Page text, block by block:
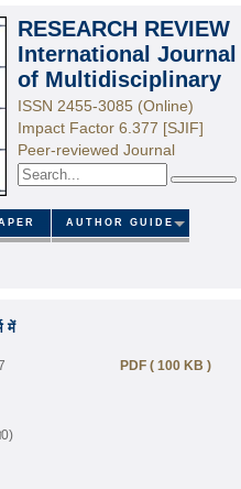
RESEARCH REVIEW
International Journal
of Multidisciplinary
ISSN 2455-3085 (Online)
Impact Factor 6.377 [SJIF]
Peer-reviewed Journal
Search
AUTHOR GUIDE
में
PDF ( 100 KB )